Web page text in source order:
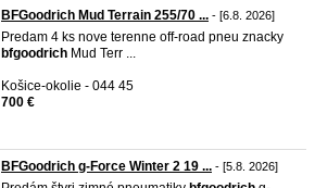
BFGoodrich Mud Terrain 255/70 ... - [6.8. 2026]
Predam 4 ks nove terenne off-road pneu znacky
bfgoodrich Mud Terr ...
Košice-okolie - 044 45
700 €
BFGoodrich g-Force Winter 2 19 ... - [5.8. 2026]